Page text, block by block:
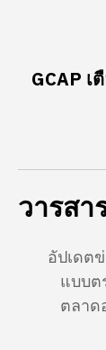
GCAP
วารสา
อัปเดต
แบบต
ตลาด